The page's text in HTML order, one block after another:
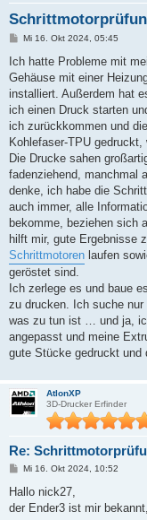
B
i
r
a
Mi 16. Okt 2024, 05:45
Ich hatte Probleme mit
Gehäuse mit einer
installiert. Außerdem hat
ich einen Druck starten
ich zurückkommen und
Kohlefaser-TPU
Die Drucke sahen
fadenziehend, manchmal
denke, ich habe die
auch immer, alle
bekomme, beziehen sich
hilft mir, gute Ergebnisse
Schrittmotoren laufen
geröstet sind.
Ich zerlege es und baue
zu drucken. Ich suche nur
was zu tun ist … und ja,
angepasst und meine
gute Stücke gedruckt
AtlonXP
3D-Drucker Erfinder
Re:
B
i
r
Mi 16. Okt 2024, 10:52
Hallo nick27,
der Ender3 ist mir